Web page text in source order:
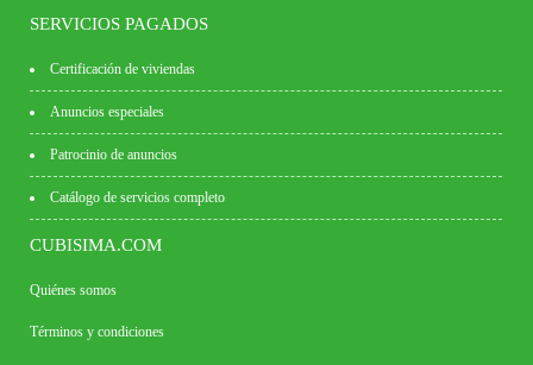
SERVICIOS PAGADOS
Certificación de viviendas
Anuncios especiales
Patrocinio de anuncios
Catálogo de servicios completo
CUBISIMA.COM
Quiénes somos
Términos y condiciones